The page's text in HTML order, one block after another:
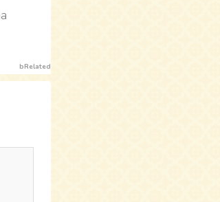
bRelated